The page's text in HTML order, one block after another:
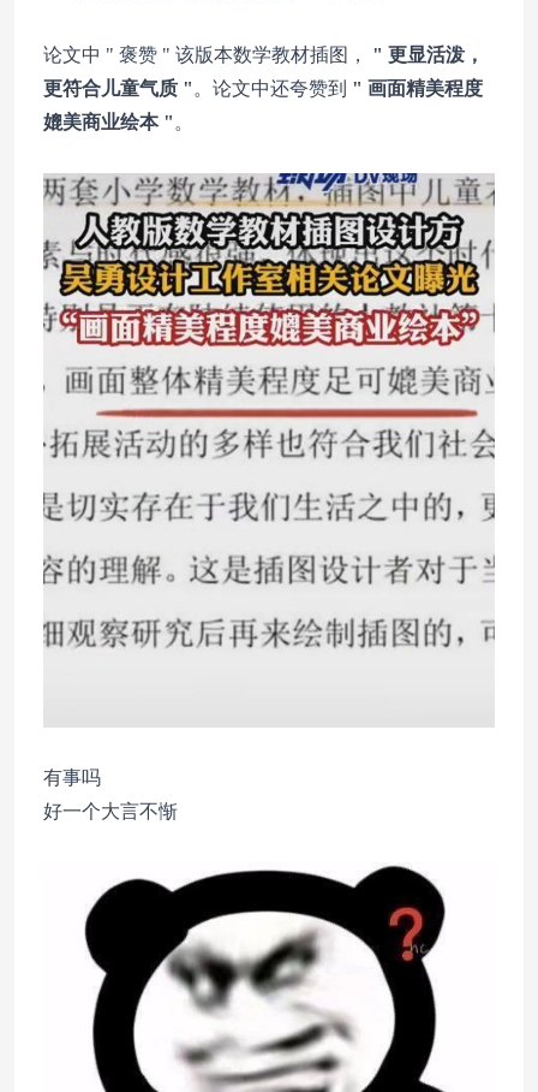
论文中 " 褒赞 " 该版本数学教材插图， " 更显活泼，
更符合儿童气质 " 。论文中还夸赞到 " 画面精美程度
媲美商业绘本 " 。
有事吗
好一个大言不惭